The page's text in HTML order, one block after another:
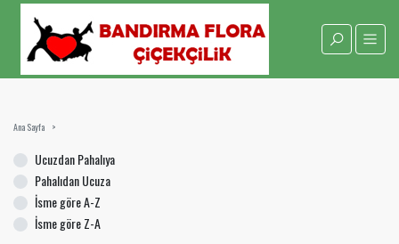
Ana Sayfa
Ucuzdan Pahalıya
Pahalıdan Ucuza
İsme göre A-Z
İsme göre Z-A